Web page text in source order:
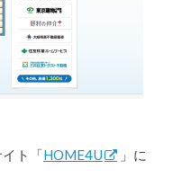
ト「HOME4U
」に